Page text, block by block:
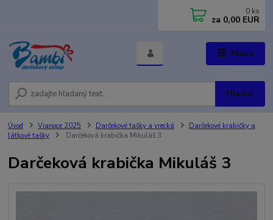
Menu
Hľadať
0 ks
za 0,00 EUR
Úvod Vianoce 2025 Darčekové tašky a vrecká
Darčekové krabičky a
látkové tašky
Darčeková krabička Mikuláš 3
Darčeková krabička Mikuláš 3